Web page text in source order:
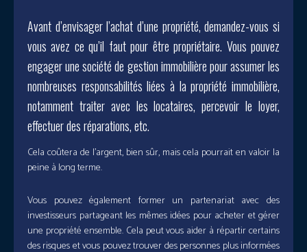
Avant d’envisager l’achat d’une propriété, demandez-vous si
vous avez ce qu’il faut pour être propriétaire. Vous pouvez
engager une société de gestion immobilière pour assumer les
nombreuses responsabilités liées à la propriété immobilière,
notamment traiter avec les locataires, percevoir le loyer,
effectuer des réparations, etc.
Cela coûtera de l’argent, bien sûr, mais cela pourrait en valoir la
peine à long terme.
Vous pouvez également former un partenariat avec des
investisseurs partageant les mêmes idées pour acheter et gérer
une propriété ensemble. Cela peut vous aider à répartir certains
des risques et vous pouvez trouver des personnes plus informées